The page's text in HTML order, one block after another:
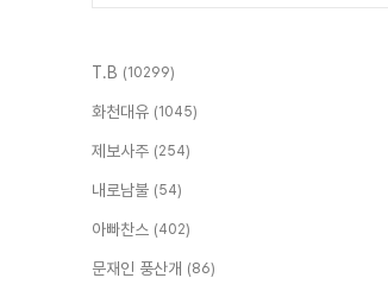
T.B (10299)
화천대유 (1045)
제보사주 (254)
내로남불 (54)
아빠찬스 (402)
문재인 풍산개 (86)